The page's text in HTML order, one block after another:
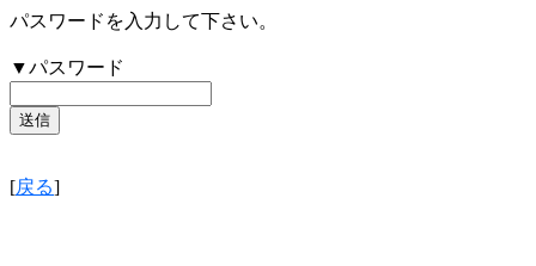
パスワードを入力して下さい。
▼パスワード
[戻る]